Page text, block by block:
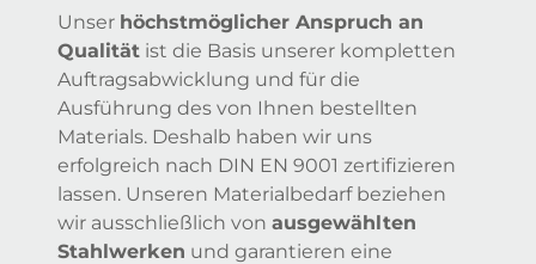
Unser höchstmöglicher Anspruch an
Qualität ist die Basis unserer kompletten
Auftragsabwicklung und für die
Ausführung des von Ihnen bestellten
Materials. Deshalb haben wir uns
erfolgreich nach DIN EN 9001 zertifizieren
lassen. Unseren Materialbedarf beziehen
wir ausschließlich von ausgewählten
Stahlwerken und garantieren eine